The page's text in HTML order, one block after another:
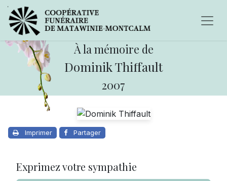
À la mémoire de
Dominik Thiffault
2007
Imprimer Partager
Exprimez votre sympathie